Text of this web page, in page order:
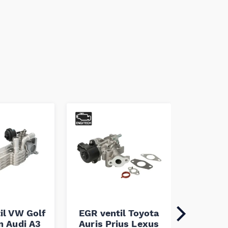
VW Golf
Audi A3
EGR ventil Toyota
Auris Prius Lexus